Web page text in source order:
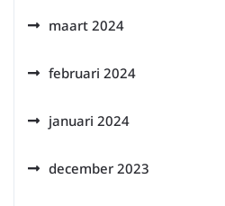
maart 2024
februari 2024
januari 2024
december 2023